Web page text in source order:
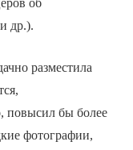
об
др.).
разместила
повысил бы более
фотографии,